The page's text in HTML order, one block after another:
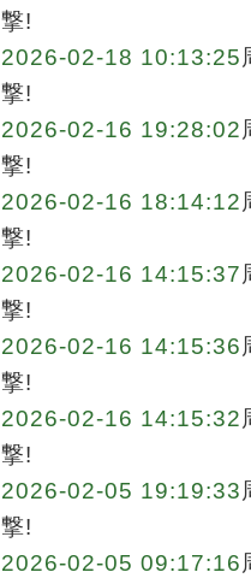
撃!
2026-02-18 10:13:25
撃!
2026-02-16 19:28:02
撃!
2026-02-16 18:14:12
撃!
2026-02-16 14:15:37
撃!
2026-02-16 14:15:36
撃!
2026-02-16 14:15:32
撃!
2026-02-05 19:19:33
撃!
2026-02-05 09:17:16